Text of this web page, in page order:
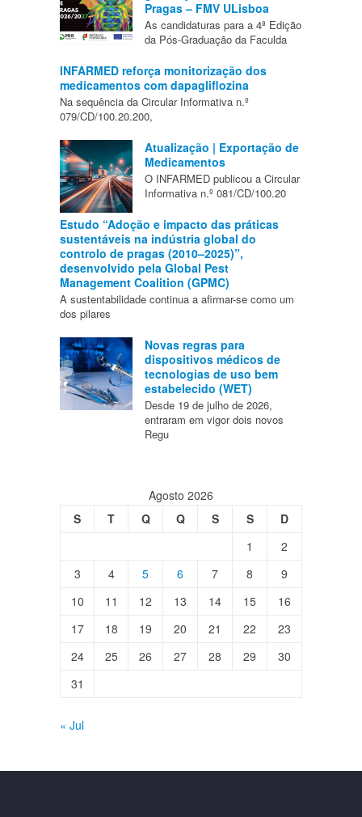
Pragas – FMV ULisboa
As candidaturas para a 4ª Edição
da Pós-Graduação da Faculda
INFARMED reforça monitorização dos
medicamentos com dapagliflozina
Na sequência da Circular Informativa n.º
079/CD/100.20.200,
Atualização | Exportação de
Medicamentos
O INFARMED publicou a Circular
Informativa n.º 081/CD/100.20
Estudo “Adoção e impacto das práticas
sustentáveis na indústria global do
controlo de pragas (2010–2025)”,
desenvolvido pela Global Pest
Management Coalition (GPMC)
A sustentabilidade continua a afirmar-se como um
dos pilares
Novas regras para
dispositivos médicos de
tecnologias de uso bem
estabelecido (WET)
Desde 19 de julho de 2026,
entraram em vigor dois novos
Regu
Agosto 2026
S
T Q Q S S
D
1
2
3
4 5 6 7 8
9
10
11 12 13 14 15
16
17
18 19 20 21 22
23
24
25 26 27 28 29
30
31
« Jul